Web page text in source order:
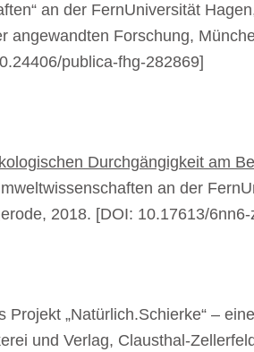
an der FernUniversität
angewandten Forschung,
publica-fhg-282869]
Durchgängigkeit am
an der
2018. [DOI: 10.17613/6nn6-
„Natürlich.Schierke“ –
und Verlag, Clausthal-